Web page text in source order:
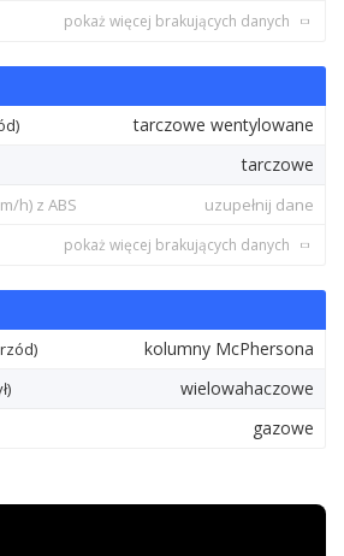
pokaż więcej brakujących danych
tarczowe wentylowane
tarczowe
h) z ABS uzupełnij dane
pokaż więcej brakujących danych
kolumny McPhersona
wielowahaczowe
gazowe